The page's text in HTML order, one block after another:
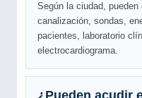
Según la ciudad,
canalización, sondas,
pacientes, laboratorio
electrocardiograma.